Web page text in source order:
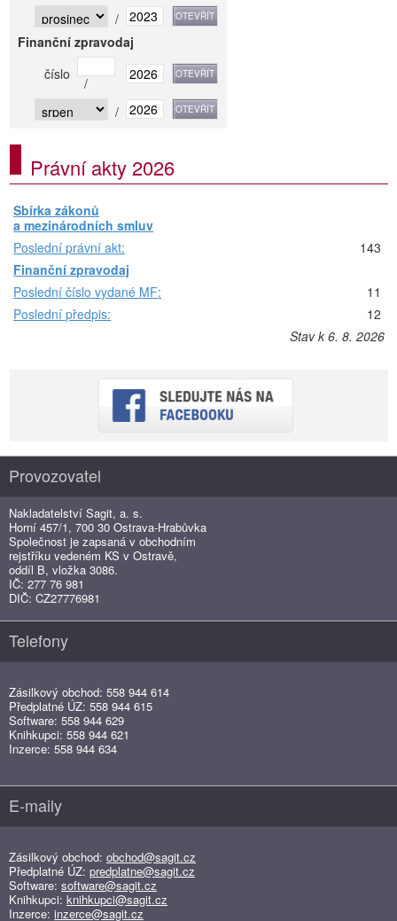
/
Finanční zpravodaj
číslo
/
/
Právní akty 2026
Sbírka zákonů
a mezinárodních smluv
Poslední právní akt:
143
Finanční zpravodaj
Poslední číslo vydané MF:
11
Poslední předpis:
12
Stav k 6. 8. 2026
Provozovatel
Nakladatelství Sagit, a. s.
Horní 457/1, 700 30 Ostrava-Hrabůvka
Společnost je zapsaná v obchodním
rejstříku vedeném KS v Ostravě,
oddíl B, vložka 3086.
IČ: 277 76 981
DIČ: CZ27776981
Telefony
Zásilkový obchod: 558 944 614
Předplatné ÚZ: 558 944 615
Software: 558 944 629
Knihkupci: 558 944 621
Inzerce: 558 944 634
E-maily
Zásilkový obchod: obchod@sagit.cz
Předplatné ÚZ: predplatne@sagit.cz
Software: software@sagit.cz
Knihkupci: knihkupci@sagit.cz
Inzerce: inzerce@sagit.cz